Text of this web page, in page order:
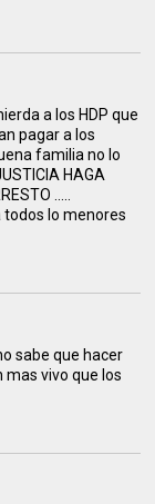
a los HDP que
pagar a los
familia no lo
HAGA
.....
lo menores
sabe que hacer
mas vivo que los